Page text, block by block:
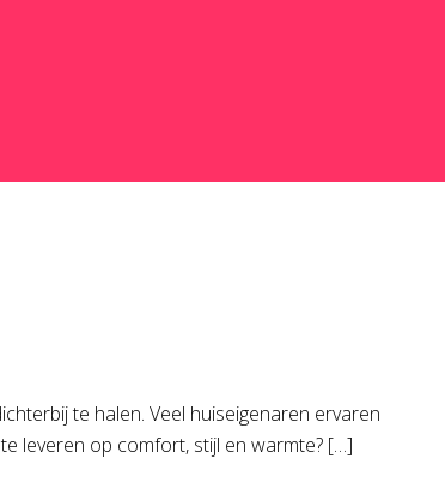
te halen. Veel huiseigenaren ervaren
leveren op comfort, stijl en warmte? […]